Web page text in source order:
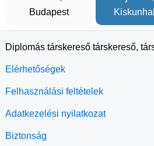
Budapest
Diplomás társkereső társkereső,
Elérhetőségek
Felhasználási feltételek
Adatkezelési nyilatkozat
Biztonság